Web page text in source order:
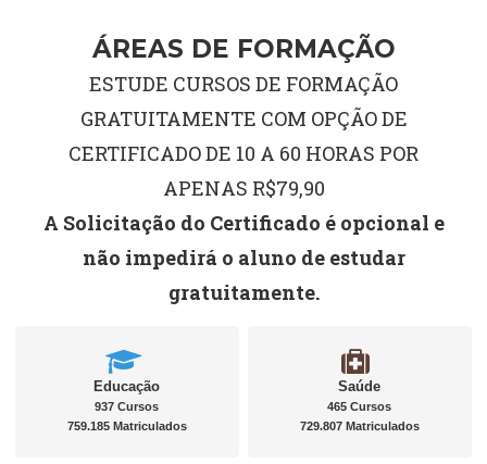
ÁREAS DE FORMAÇÃO
ESTUDE CURSOS DE FORMAÇÃO
GRATUITAMENTE COM OPÇÃO DE
CERTIFICADO DE 10 A 60 HORAS POR
APENAS R$79,90
A Solicitação do Certificado é opcional e
não impedirá o aluno de estudar
gratuitamente.
Educação
937 Cursos
759.185 Matriculados
Saúde
465 Cursos
729.807 Matriculados